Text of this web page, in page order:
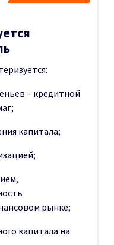
– кредитной
капитала;
рынке;
капитала на